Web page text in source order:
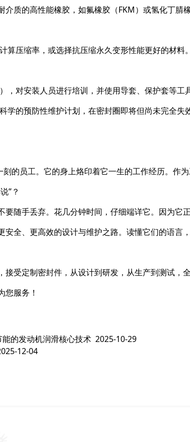
介质的高性能橡胶，如氟橡胶（FKM）或氢化丁腈
算压缩率，或选择抗压缩永久变形性能更好的材料
，对安装人员进行培训，并使用导套、保护套等工
学的预防性维护计划，在密封圈即将但尚未完全失
的员工。它的身上烙印着它一生的工作经历。作
”？
随手丢弃。花几分钟时间，仔细端详它。因为它
全、更高效的设计与维护之路。读懂它们的语言
接受定制密封件，从设计到研发，从生产到测试，
您服务！
的发动机润滑核心技术 2025-10-29
12-04